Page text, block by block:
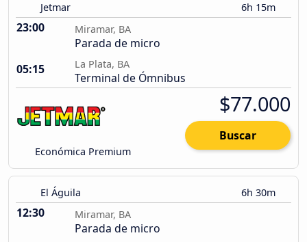
Jetmar 6h 15m
23:00 Miramar, BA
Parada de micro
05:15
La Plata, BA
Terminal de Ómnibus
Económica Premium
$77.000
Buscar
El Águila 6h 30m
12:30 Miramar, BA
Parada de micro